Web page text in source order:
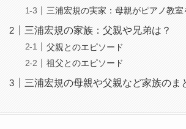
三浦宏規の実家：母親がピアノ教
三浦宏規の家族：父親や兄弟は？
父親とのエピソード
祖父とのエピソード
三浦宏規の母親や父親など家族のま